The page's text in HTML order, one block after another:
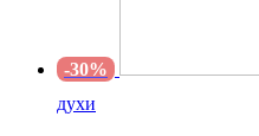
-30%
духи